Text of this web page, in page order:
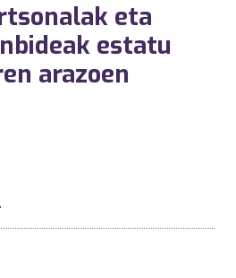
eta
estatu
arazoen